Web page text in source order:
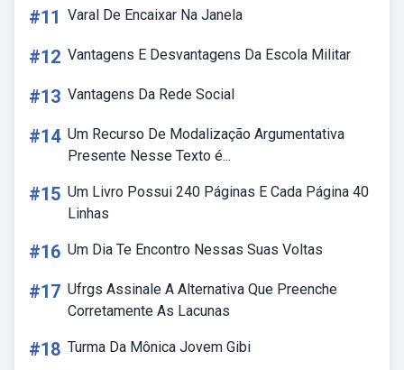
#11 Varal De Encaixar Na Janela
#12 Vantagens E Desvantagens Da Escola Militar
#13 Vantagens Da Rede Social
#14 Um Recurso De Modalização Argumentativa
Presente Nesse Texto é...
#15 Um Livro Possui 240 Páginas E Cada Página 40
Linhas
#16 Um Dia Te Encontro Nessas Suas Voltas
#17 Ufrgs Assinale A Alternativa Que Preenche
Corretamente As Lacunas
#18 Turma Da Mônica Jovem Gibi